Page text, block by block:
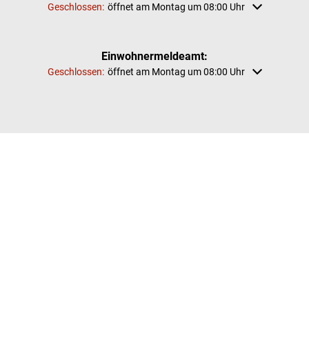
Klicken, um weitere Öffnungs- oder Schließzeiten auszublenden
Geschlossen: öffnet am Montag um 08:00 Uhr
Einwohnermeldeamt:
Klicken, um weitere Öffnungs- oder Schließzeiten auszublenden
Geschlossen: öffnet am Montag um 08:00 Uhr